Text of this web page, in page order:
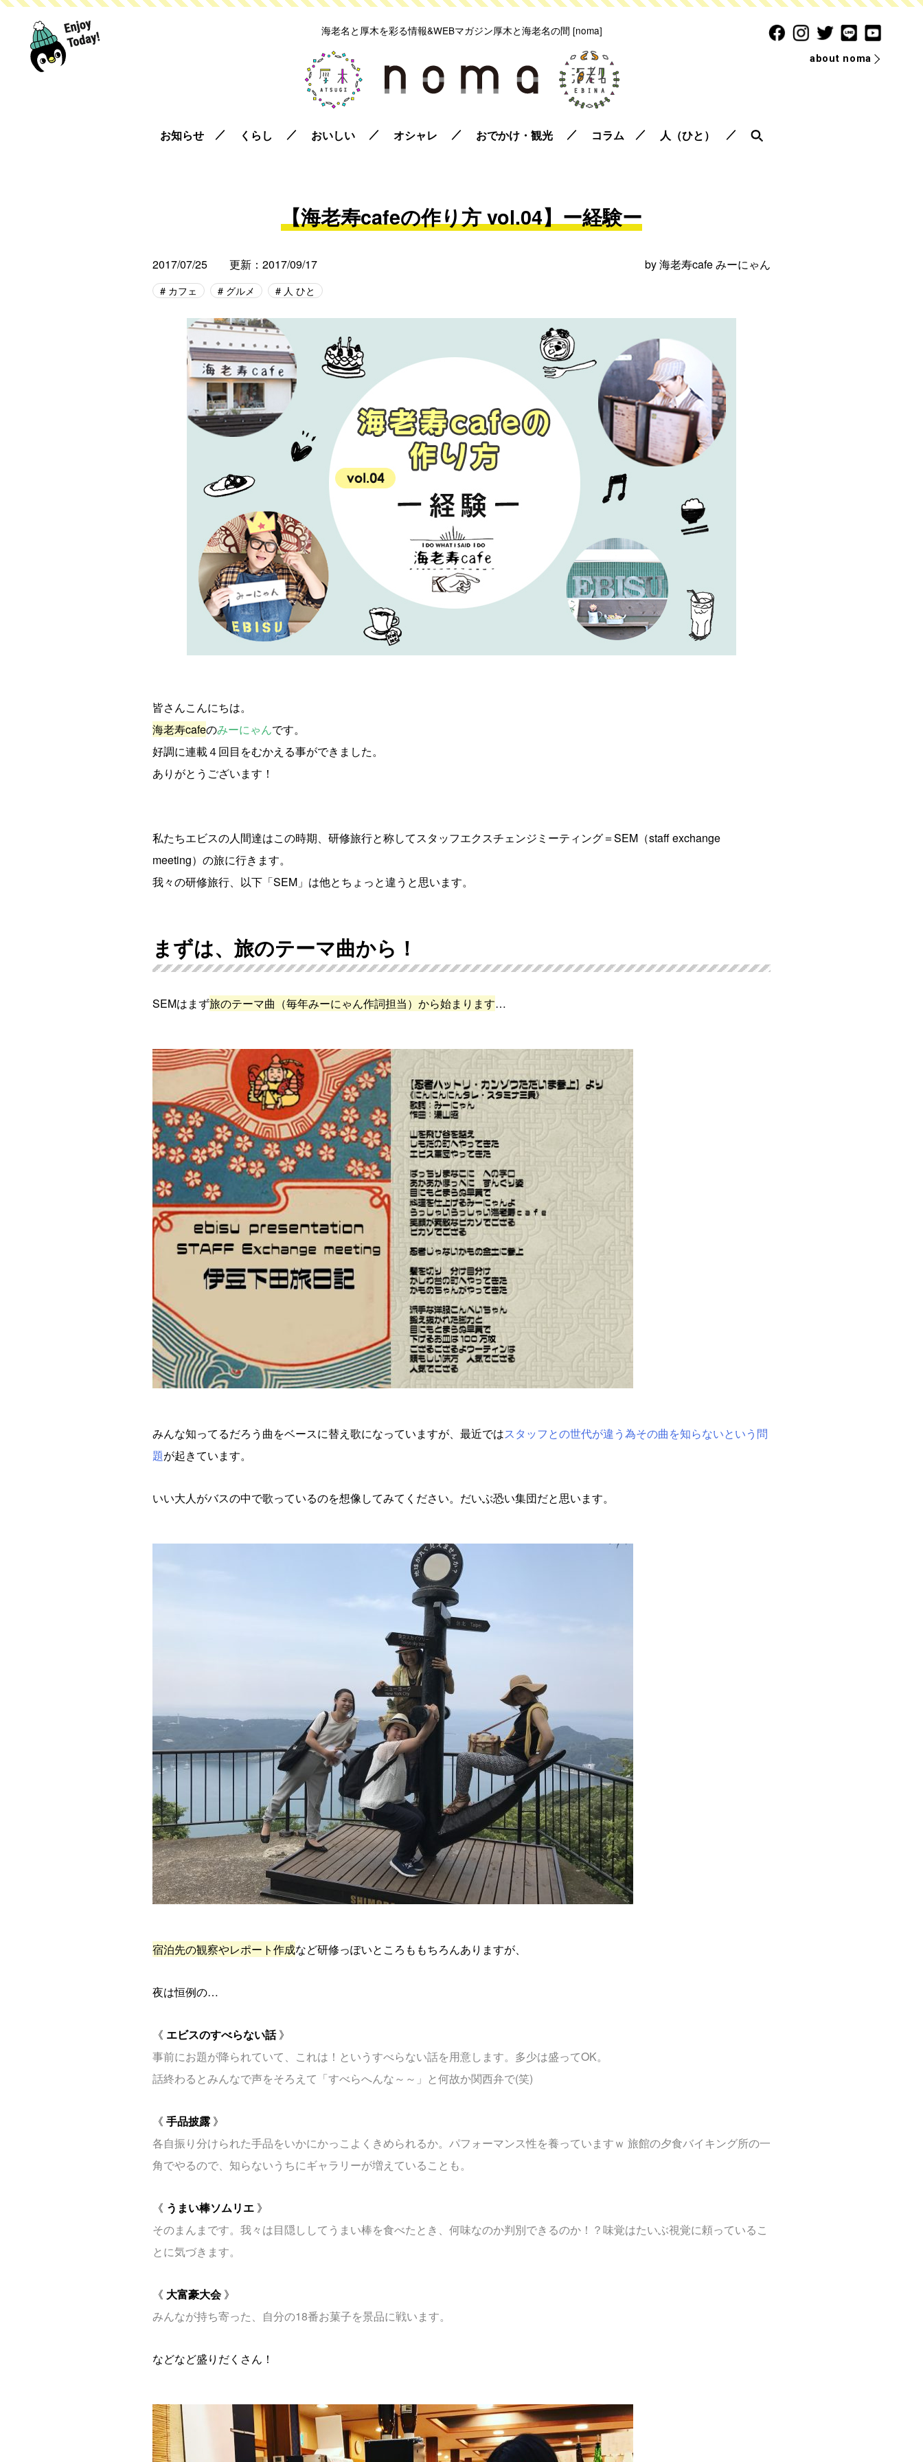
about noma
海老名と厚木を彩る情報&WEBマガジン厚木と海老名の間 [noma]
お知らせ くらし おいしい オシャレ おでかけ・観光 コラム 人（ひと）
【海老寿cafeの作り方 vol.04】ー経験ー
2017/07/25 更新：2017/09/17 by海老寿cafe みーにゃん
カフェ グルメ 人 ひと
皆さんこんにちは。
海老寿cafeのみーにゃんです。
好調に連載４回目をむかえる事ができました。
ありがとうございます！
私たちエビスの人間達はこの時期、研修旅行と称してスタッフエクスチェンジミーティング＝SEM（staff exchange
meeting）の旅に行きます。
我々の研修旅行、以下「SEM」は他とちょっと違うと思います。
まずは、旅のテーマ曲から！
SEMはまず旅のテーマ曲（毎年みーにゃん作詞担当）から始まります…
みんな知ってるだろう曲をベースに替え歌になっていますが、最近ではスタッフとの世代が違う為その曲を知らないという問
題が起きています。
いい大人がバスの中で歌っているのを想像してみてください。だいぶ恐い集団だと思います。
宿泊先の観察やレポート作成など研修っぽいところももちろんありますが、
夜は恒例の…
《 エビスのすべらない話》
事前にお題が降られていて、これは！というすべらない話を用意します。多少は盛ってOK。
話終わるとみんなで声をそろえて「すべらへんな～～」と何故か関西弁で(笑)
《 手品披露 》
各自振り分けられた手品をいかにかっこよくきめられるか。パフォーマンス性を養っていますｗ 旅館の夕食バイキング所の一
角でやるので、知らないうちにギャラリーが増えていることも。
《 うまい棒ソムリエ 》
そのまんまです。我々は目隠ししてうまい棒を食べたとき、何味なのか判別できるのか！？味覚はたいぶ視覚に頼っているこ
とに気づきます。
《 大富豪大会》
みんなが持ち寄った、自分の18番お菓子を景品に戦います。
などなど盛りだくさん！